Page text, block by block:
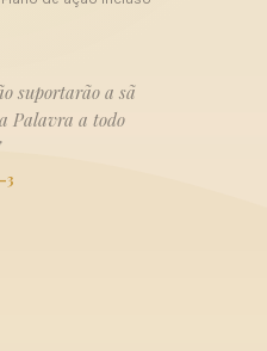
suportarão a sã
Palavra a todo